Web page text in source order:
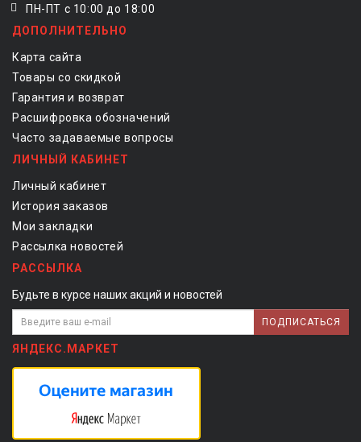
ПН-ПТ с 10:00 до 18:00
ДОПОЛНИТЕЛЬНО
Карта сайта
Товары со скидкой
Гарантия и возврат
Расшифровка обозначений
Часто задаваемые вопросы
ЛИЧНЫЙ КАБИНЕТ
Личный кабинет
История заказов
Мои закладки
Рассылка новостей
РАССЫЛКА
Будьте в курсе наших акций и новостей
ПОДПИСАТЬСЯ
ЯНДЕКС.МАРКЕТ